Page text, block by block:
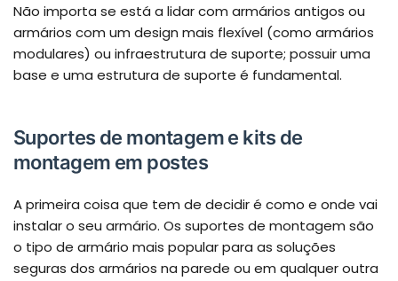
Não importa se está a lidar com armários antigos ou
armários com um design mais flexível (como armários
modulares) ou infraestrutura de suporte; possuir uma
base e uma estrutura de suporte é fundamental.
Suportes de montagem e kits de
montagem em postes
A primeira coisa que tem de decidir é como e onde vai
instalar o seu armário. Os suportes de montagem são
o tipo de armário mais popular para as soluções
seguras dos armários na parede ou em qualquer outra